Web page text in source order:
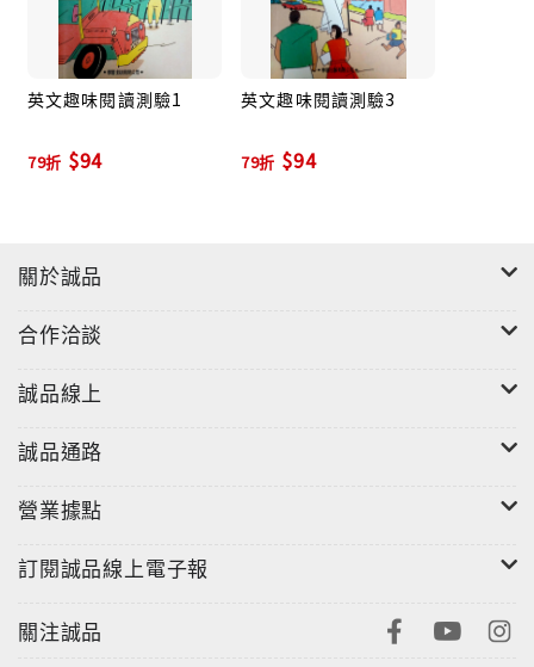
英文趣味閱讀測驗1
79折 $94
英文趣味閱讀測驗3
79折 $94
關於誠品
合作洽談
誠品線上
誠品通路
營業據點
訂閱誠品線上電子報
關注誠品